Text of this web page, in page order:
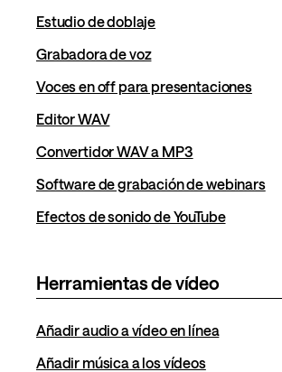
Estudio de doblaje
Grabadora de voz
Voces en off para presentaciones
Editor WAV
Convertidor WAV a MP3
Software de grabación de webinars
Efectos de sonido de YouTube
Herramientas de vídeo
Añadir audio a vídeo en línea
Añadir música a los vídeos